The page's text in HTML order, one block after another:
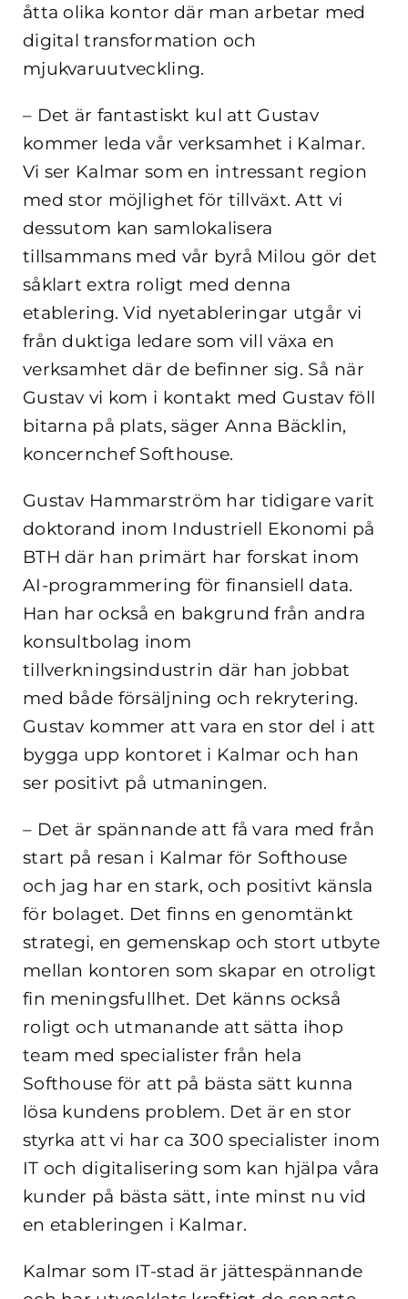
åtta olika kontor där man arbetar med
digital transformation och
mjukvaruutveckling.
– Det är fantastiskt kul att Gustav
kommer leda vår verksamhet i Kalmar.
Vi ser Kalmar som en intressant region
med stor möjlighet för tillväxt. Att vi
dessutom kan samlokalisera
tillsammans med vår byrå Milou gör det
såklart extra roligt med denna
etablering. Vid nyetableringar utgår vi
från duktiga ledare som vill växa en
verksamhet där de befinner sig. Så när
Gustav vi kom i kontakt med Gustav föll
bitarna på plats, säger Anna Bäcklin,
koncernchef Softhouse.
Gustav Hammarström har tidigare varit
doktorand inom Industriell Ekonomi på
BTH där han primärt har forskat inom
AI-programmering för finansiell data.
Han har också en bakgrund från andra
konsultbolag inom
tillverkningsindustrin där han jobbat
med både försäljning och rekrytering.
Gustav kommer att vara en stor del i att
bygga upp kontoret i Kalmar och han
ser positivt på utmaningen.
– Det är spännande att få vara med från
start på resan i Kalmar för Softhouse
och jag har en stark, och positivt känsla
för bolaget. Det finns en genomtänkt
strategi, en gemenskap och stort utbyte
mellan kontoren som skapar en otroligt
fin meningsfullhet. Det känns också
roligt och utmanande att sätta ihop
team med specialister från hela
Softhouse för att på bästa sätt kunna
lösa kundens problem. Det är en stor
styrka att vi har ca 300 specialister inom
IT och digitalisering som kan hjälpa våra
kunder på bästa sätt, inte minst nu vid
en etableringen i Kalmar.
Kalmar som IT-stad är jättespännande